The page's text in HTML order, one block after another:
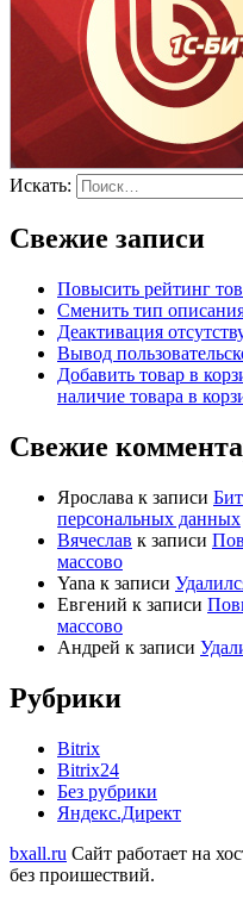
Искать:
Свежие записи
Повысить рейтинг
Сменить тип
Деактивация
Вывод
Добавить товар в
наличие товара в
Свежие
Ярослава к записи
персональных данных
Вячеслав к записи
массово
Yana к записи
Евгений к записи
массово
Андрей к записи
Рубрики
Bitrix
Bitrix24
Без рубрики
Яндекс.Директ
bxall.ru Сайт работает на
без проишествий.